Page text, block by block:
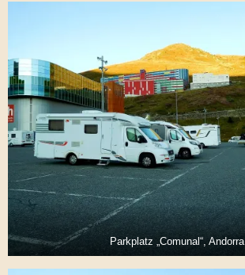
Parkplatz „Comunal“, Andorra